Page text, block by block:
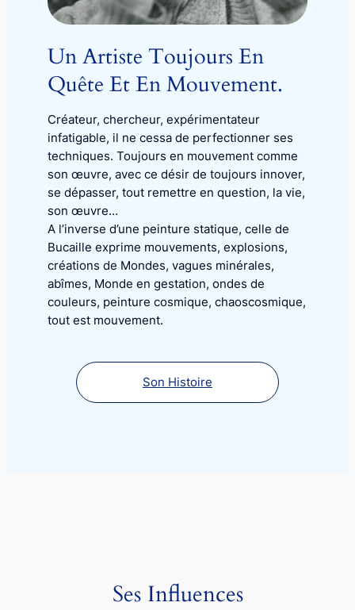
Un Artiste Toujours En
Quête Et En Mouvement.
Créateur, chercheur, expérimentateur
infatigable, il ne cessa de perfectionner ses
techniques. Toujours en mouvement comme
son œuvre, avec ce désir de toujours innover,
se dépasser, tout remettre en question, la vie,
son œuvre…
A l’inverse d’une peinture statique, celle de
Bucaille exprime mouvements, explosions,
créations de Mondes, vagues minérales,
abîmes, Monde en gestation, ondes de
couleurs, peinture cosmique, chaoscosmique,
tout est mouvement.
Son Histoire
Ses Influences